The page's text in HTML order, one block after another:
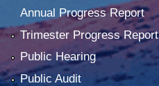
Annual Progress Report
Trimester Progress Report
Public Hearing
Public Audit